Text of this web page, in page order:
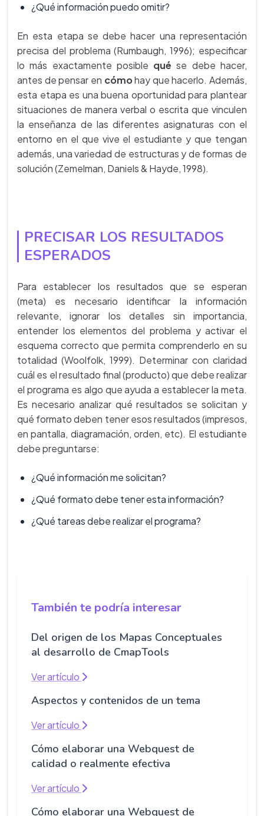
¿Qué información puedo omitir?
En esta etapa se debe hacer una representación
precisa del problema (Rumbaugh, 1996); especificar
lo más exactamente posible qué se debe hacer,
antes de pensar en cómohay que hacerlo. Además,
esta etapa es una buena oportunidad para plantear
situaciones de manera verbal o escrita que vinculen
la enseñanza de las diferentes asignaturas con el
entorno en el que vive el estudiante y que tengan
además, una variedad de estructuras y de formas de
solución (Zemelman, Daniels & Hayde, 1998).
PRECISAR LOS RESULTADOS
ESPERADOS
Para establecer los resultados que se esperan
(meta) es necesario identificar la información
relevante, ignorar los detalles sin importancia,
entender los elementos del problema y activar el
esquema correcto que permita comprenderlo en su
totalidad (Woolfolk, 1999). Determinar con claridad
cuál es el resultado final (producto) que debe realizar
el programa es algo que ayuda a establecer la meta.
Es necesario analizar qué resultados se solicitan y
qué formato deben tener esos resultados (impresos,
en pantalla, diagramación, orden, etc). El estudiante
debe preguntarse:
¿Qué información me solicitan?
¿Qué formato debe tener esta información?
¿Qué tareas debe realizar el programa?
También te podría interesar
Del origen de los Mapas Conceptuales
al desarrollo de CmapTools
Ver artículo
Aspectos y contenidos de un tema
Ver artículo
Cómo elaborar una Webquest de
calidad o realmente efectiva
Ver artículo
Cómo elaborar una Webquest de